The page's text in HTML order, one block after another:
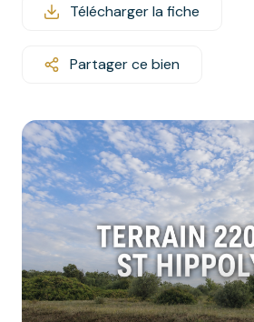
propriétés
murs
commerciaux
autres
syndic
contact
Télécharger la fiche
Partager ce bien